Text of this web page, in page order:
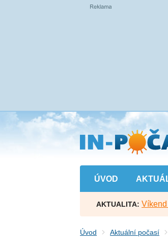
Přejít
na
hlavní
obsah
ÚVOD
AKTUALITA:
Úvod Aktuální počasí